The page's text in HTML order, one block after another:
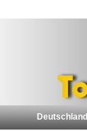
Deutschland